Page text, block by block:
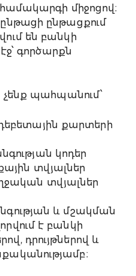
համակարգի միջոցով։
ընթացքում
են բանկի
գործարքն
չենք պահպանում՝
քարտերի
կոդեր
տվյալներ
տվյալներ
և մշակման
է բանկի
դրույթներով և